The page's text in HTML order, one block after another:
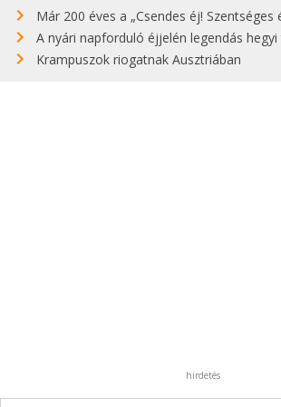
Már 200 éves a „Csendes éj! Szentséges
A nyári napforduló éjjelén legendás hegyi tüzek
Krampuszok riogatnak Ausztriában
hirdetés